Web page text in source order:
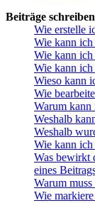
Beiträge schreiben
Wie erstelle
Wie kann ich
Wie kann ich
Wie kann ich
Wieso kann
Wie
Warum kann
Weshalb
Weshalb
Wie kann ich
Was bewirkt
eines
Warum
Wie